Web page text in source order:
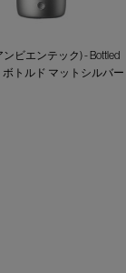
ンビエンテック) - Bottled
トルド マットシルバー